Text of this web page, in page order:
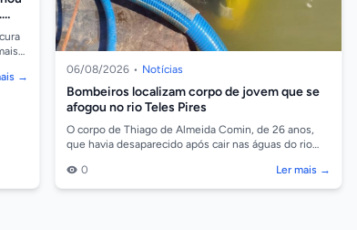
→
06/08/2026 • Notícias
Bombeiros localizam corpo de jovem que se
afogou no rio Teles Pires
O corpo de Thiago de Almeida Comin, de 26 anos,
que havia desaparecido após cair nas águas do rio
So...
0 Ler mais →